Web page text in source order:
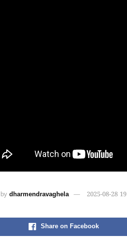
by dharmendravaghela 2025-08-28
Share on Facebook